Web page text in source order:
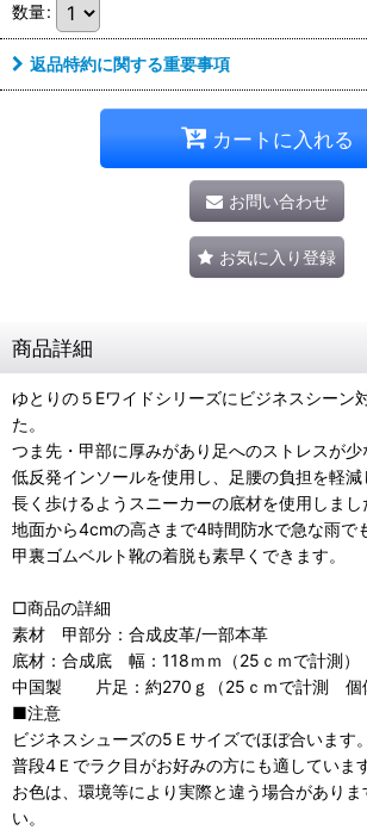
数量:
返品特約に関する重要事項
カートに入れる
お問い合わせ
お気に入り登録
商品詳細
ゆとりの５Eワイドシリーズにビジネスシーン
た。
つま先・甲部に厚みがあり足へのストレスが少
低反発インソールを使用し、足腰の負担を軽減
長く歩けるようスニーカーの底材を使用しまし
地面から4cmの高さまで4時間防水で急な雨で
甲裏ゴムベルト靴の着脱も素早くできます。
□商品の詳細
素材 甲部分：合成皮革/一部本革
底材：合成底 幅：118ｍｍ（25ｃｍで計測）
中国製 片足：約270ｇ（25ｃｍで計測 個体
■注意
ビジネスシューズの5Ｅサイズでほぼ合います。
普段4Ｅでラク目がお好みの方にも適しています
お色は、環境等により実際と違う場合がありま
い。